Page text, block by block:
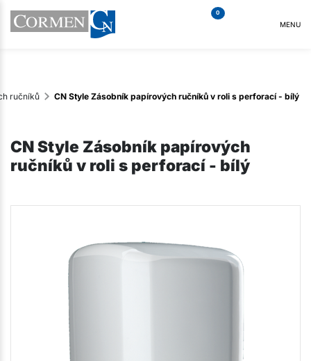
0
MENU
ručníků CN Style Zásobník papírových ručníků v roli s perforací - bílý
CN Style Zásobník papírových
ručníků v roli s perforací - bílý